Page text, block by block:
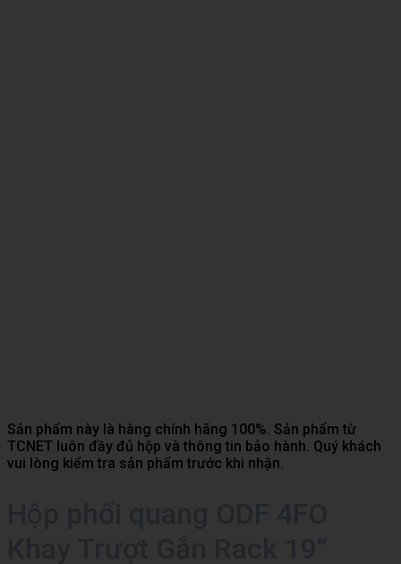
Sản phẩm này là hàng chính hãng 100%. Sản phẩm từ
TCNET luôn đầy đủ hộp và thông tin bảo hành. Quý khách
vui lòng kiểm tra sản phẩm trước khi nhận.